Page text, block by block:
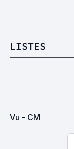
LISTES
Vu - CM